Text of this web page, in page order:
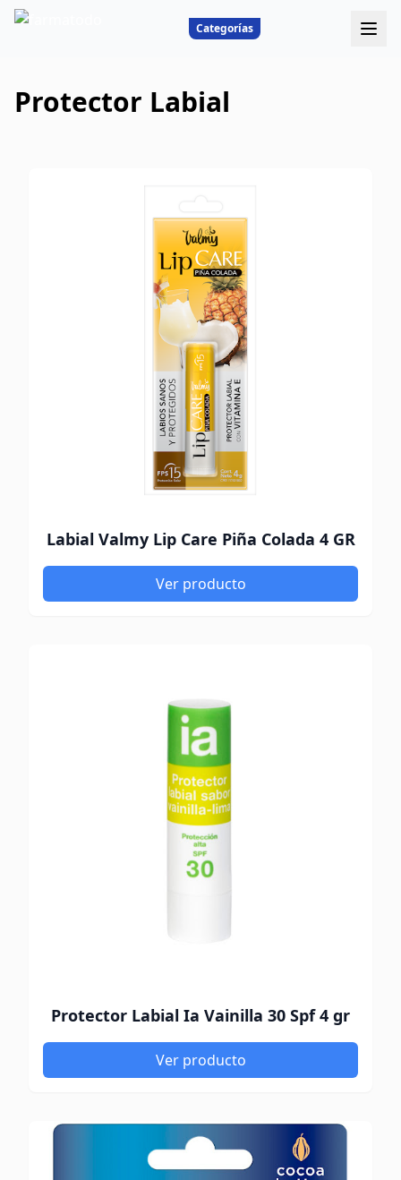
Categorías
Protector Labial
Labial Valmy Lip Care Piña Colada 4 GR
Ver producto
Protector Labial Ia Vainilla 30 Spf 4 gr
Ver producto